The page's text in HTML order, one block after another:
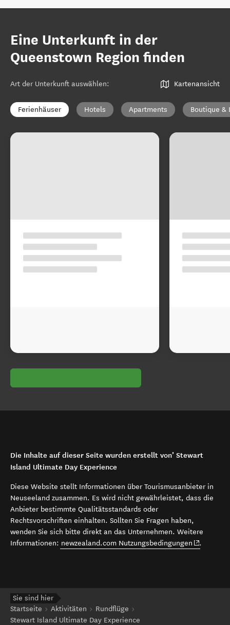
Eine Unterkunft in der
Queenstown Region finden
Art der Unterkunft auswählen: Kartenansicht
Ferienhäuser Hotels Apartments Boutique &
Die Inhalte auf dieser Seite wurden erstellt von’ Stewart
Island Ultimate Day Experience
Diese Website stellt Informationen über Tourismusanbieter in
Neuseeland zusammen. Es wird nicht gewährleistet, dass die
Anbieter bestimmte Qualitätsstandards oder
Rechtsvorschriften einhalten. Sollten Sie Fragen haben,
wenden Sie sich bitte direkt an das Unternehmen. Weitere
Informationen: newzealand.com Nutzungsbedingungen (opens in
.
Sie sind hier
Startseite
Aktivitäten
Rundflüge
Stewart Island Ultimate Day Experience